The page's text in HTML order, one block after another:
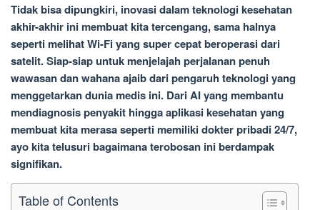
Tidak bisa dipungkiri, inovasi dalam teknologi kesehatan
akhir-akhir ini membuat kita tercengang, sama halnya
seperti melihat Wi-Fi yang super cepat beroperasi dari
satelit. Siap-siap untuk menjelajah perjalanan penuh
wawasan dan wahana ajaib dari pengaruh teknologi yang
menggetarkan dunia medis ini. Dari AI yang membantu
mendiagnosis penyakit hingga aplikasi kesehatan yang
membuat kita merasa seperti memiliki dokter pribadi 24/7,
ayo kita telusuri bagaimana terobosan ini berdampak
signifikan.
Table of Contents